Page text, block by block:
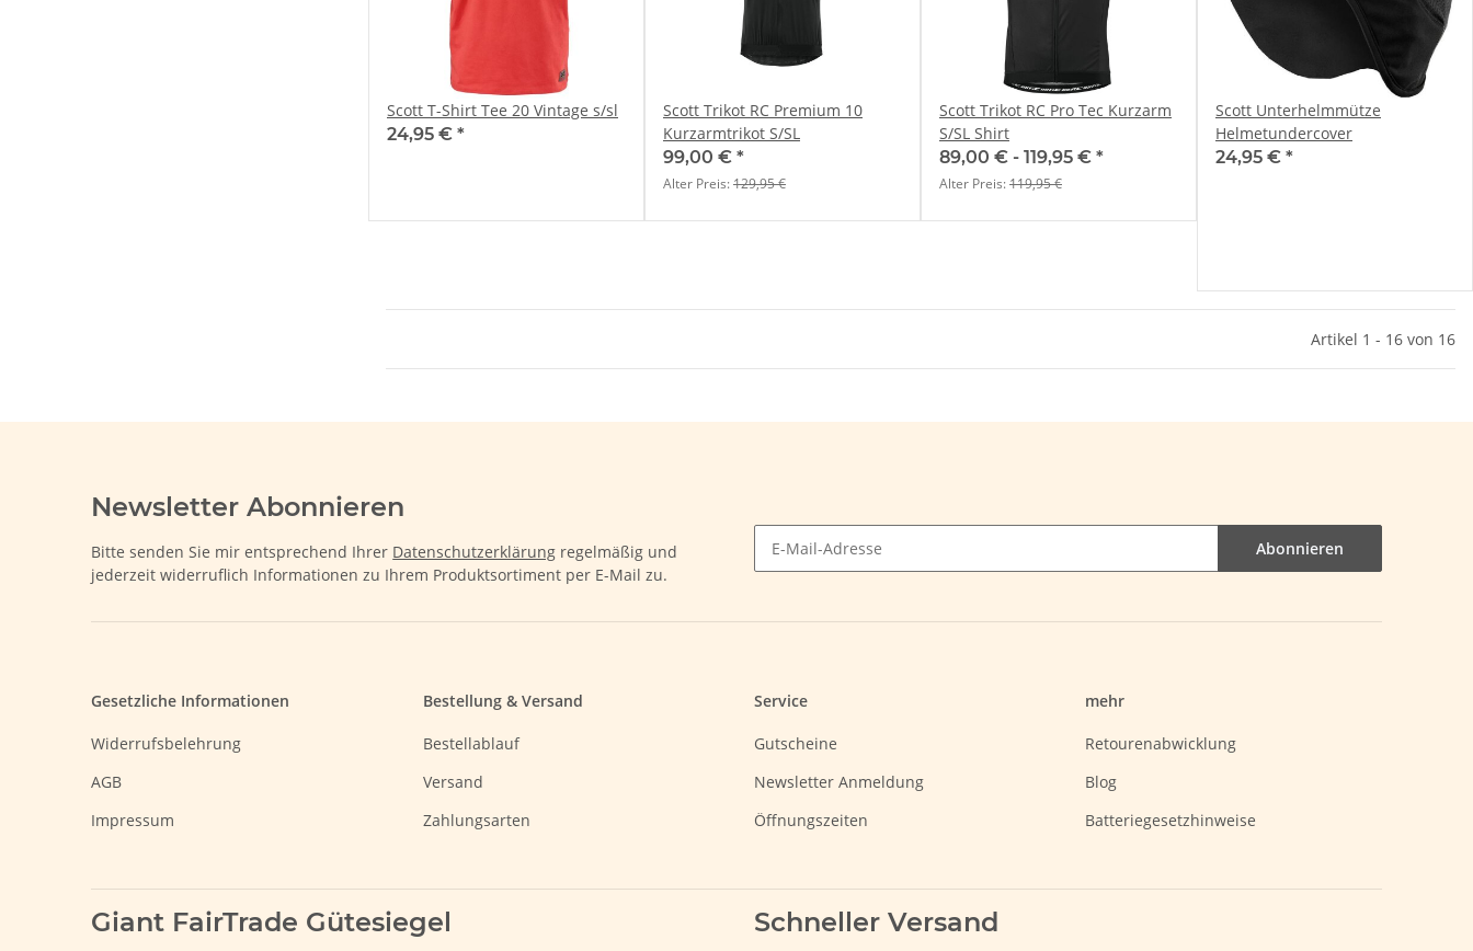
Scott T-Shirt Tee 20 Vintage s/sl
24,95 € *
Scott Trikot RC Premium 10
Kurzarmtrikot S/SL
99,00 € *
Alter Preis:129,95 €
Scott Trikot RC Pro Tec Kurzarm
S/SL Shirt
89,00 € - 119,95 € *
Alter Preis:119,95 €
Scott Unterhelmmütze
Helmetundercover
24,95 € *
Artikel 1 - 16 von 16
Newsletter Abonnieren
Bitte senden Sie mir entsprechend Ihrer Datenschutzerklärung regelmäßig und
jederzeit widerruflich Informationen zu Ihrem Produktsortiment per E-Mail zu.
Abonnieren
Gesetzliche Informationen
Widerrufsbelehrung
AGB
Impressum
Bestellung & Versand
Bestellablauf
Versand
Zahlungsarten
Service
Gutscheine
Newsletter Anmeldung
Öffnungszeiten
mehr
Retourenabwicklung
Blog
Batteriegesetzhinweise
Giant FairTrade Gütesiegel Schneller Versand